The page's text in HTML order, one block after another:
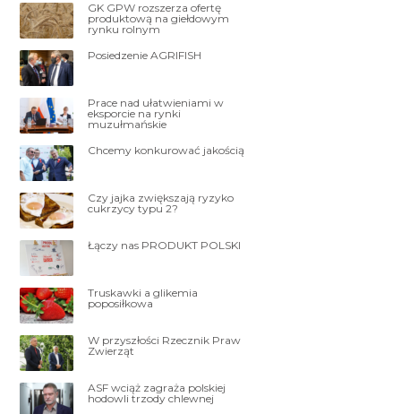
GK GPW rozszerza ofertę
produktową na giełdowym
rynku rolnym
Posiedzenie AGRIFISH
Prace nad ułatwieniami w
eksporcie na rynki
muzułmańskie
Chcemy konkurować jakością
Czy jajka zwiększają ryzyko
cukrzycy typu 2?
Łączy nas PRODUKT POLSKI
Truskawki a glikemia
poposiłkowa
W przyszłości Rzecznik Praw
Zwierząt
ASF wciąż zagraża polskiej
hodowli trzody chlewnej